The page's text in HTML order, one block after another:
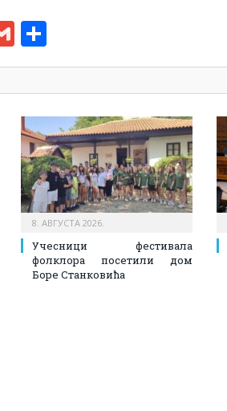
Gmail
8. АВГУСТА 2026.
Учесници фестивала
фолклора посетили дом
Боре Станковића